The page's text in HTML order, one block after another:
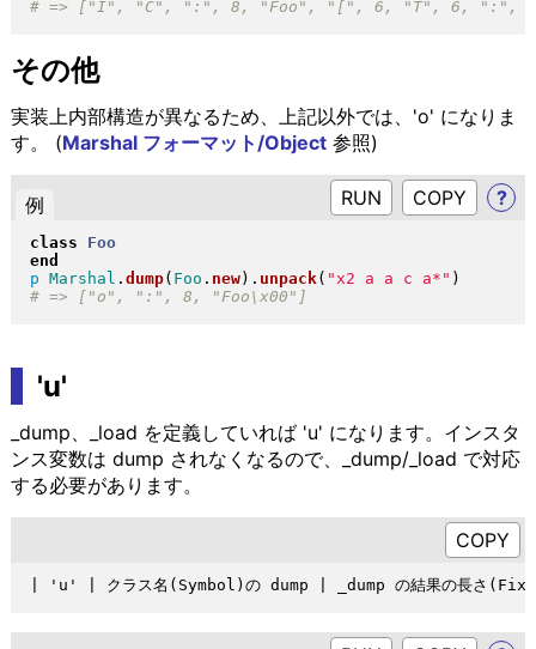
その他
実装上内部構造が異なるため、上記以外では、'o' になりま
す。 (Marshal フォーマット/Object参照)
例 RUN ?
class
Foo
end
p Marshal . dump( Foo . new) . unpack( "x2 a a c a* " )
'u'
_dump、_load を定義していれば 'u' になります。インスタ
ンス変数は dump されなくなるので、_dump/_load で対応
する必要があります。